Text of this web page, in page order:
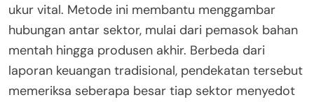
ukur vital. Metode ini membantu menggambar
hubungan antar sektor, mulai dari pemasok bahan
mentah hingga produsen akhir. Berbeda dari
laporan keuangan tradisional, pendekatan tersebut
memeriksa seberapa besar tiap sektor menyedot